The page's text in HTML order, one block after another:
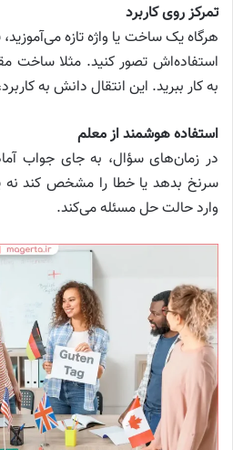
تمرکز روی کاربرد
هرگاه یک ساخت یا واژه تازه
استفاده‌اش تصور کنید. مثلا ساخت
به کار ببرید. این انتقال دانش به
استفاده هوشمند از معلم
در زمان‌های سؤال، به جای جواب
سرنخ بدهد یا خطا را مشخص کند نه
وارد حالت حل مسئله می‌کند.